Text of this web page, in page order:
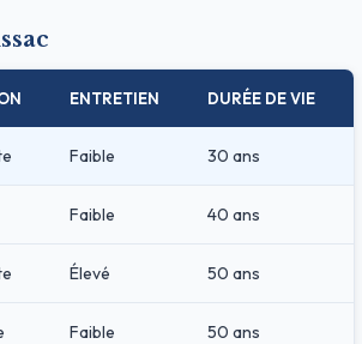
ENTRETIEN DURÉE DE VIE
Faible 30 ans
Faible 40 ans
Élevé 50 ans
Faible 50 ans